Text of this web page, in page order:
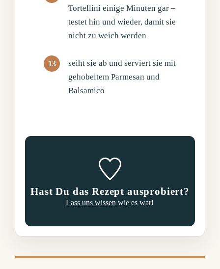
Tortellini einige Minuten gar –
testet hin und wieder, damit sie
nicht zu weich werden
seiht sie ab und serviert sie mit
gehobeltem Parmesan und
Balsamico
Hast Du das Rezept ausprobiert?
Lass uns wissen wie es war!